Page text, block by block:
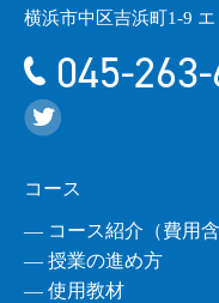
横浜市中区吉浜町1-9
045-
コース
― コース紹介（費用含
― 授業の進め方
― 使用教材